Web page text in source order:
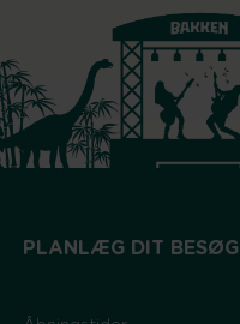
PLANLÆG DIT BESØG